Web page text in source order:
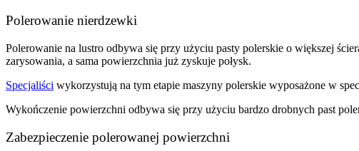
Polerowanie nierdzewki
Polerowanie na lustro odbywa się przy użyciu pasty polerskie o większej
zarysowania, a sama powierzchnia już zyskuje połysk.
Specjaliści wykorzystują na tym etapie maszyny polerskie wyposażone w
Wykończenie powierzchni odbywa się przy użyciu bardzo drobnych past
Zabezpieczenie polerowanej powierzchni